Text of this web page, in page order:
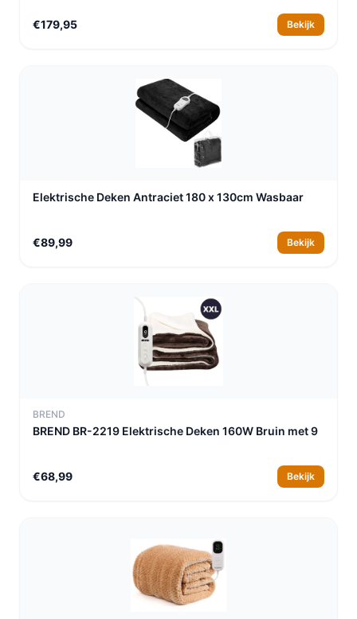
€179,95 Bekijk
Elektrische Deken Antraciet 180 x 130cm Wasbaar
€89,99 Bekijk
BREND
BREND BR-2219 Elektrische Deken 160W Bruin met 9
€68,99 Bekijk